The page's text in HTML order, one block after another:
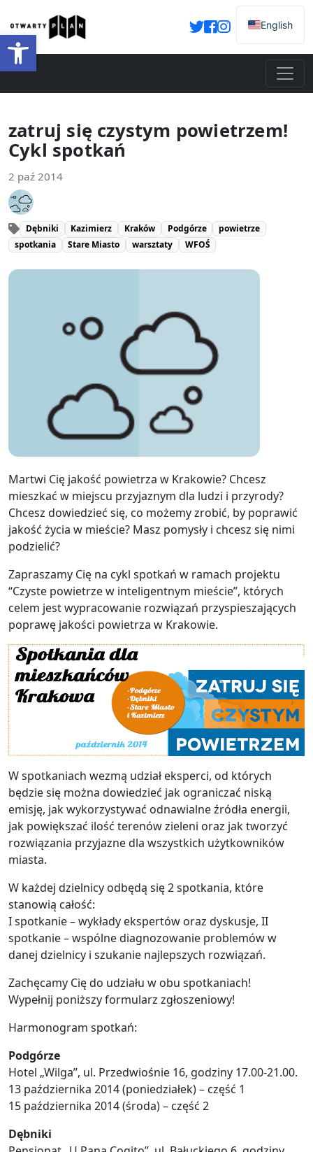
Otwórz pasek narzędzi
English
zatruj się czystym powietrzem!
Cykl spotkań
2 paź 2014
Dębniki Kazimierz Kraków Podgórze
powietrze
spotkania
Stare Miasto warsztaty WFOŚ
Martwi Cię jakość powietrza w Krakowie? Chcesz
mieszkać w miejscu przyjaznym dla ludzi i przyrody?
Chcesz dowiedzieć się, co możemy zrobić, by poprawić
jakość życia w mieście? Masz pomysły i chcesz się nimi
podzielić?
Zapraszamy Cię na cykl spotkań w ramach projektu
“Czyste powietrze w inteligentnym mieście”, których
celem jest wypracowanie rozwiązań przyspieszających
poprawę jakości powietrza w Krakowie.
W spotkaniach wezmą udział eksperci, od których
będzie się można dowiedzieć jak ograniczać niską
emisję, jak wykorzystywać odnawialne źródła energii,
jak powiększać ilość terenów zieleni oraz jak tworzyć
rozwiązania przyjazne dla wszystkich użytkowników
miasta.
W każdej dzielnicy odbędą się 2 spotkania, które
stanowią całość:
I spotkanie – wykłady ekspertów oraz dyskusje, II
spotkanie – wspólne diagnozowanie problemów w
danej dzielnicy i szukanie najlepszych rozwiązań.
Zachęcamy Cię do udziału w obu spotkaniach!
Wypełnij poniższy formularz zgłoszeniowy!
Harmonogram spotkań:
Podgórze
Hotel „Wilga”, ul. Przedwiośnie 16, godziny 17.00-21.00.
13 października 2014 (poniedziałek) – część 1
15 października 2014 (środa) – część 2
Dębniki